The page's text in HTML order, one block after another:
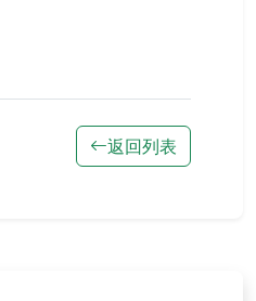
返回列表